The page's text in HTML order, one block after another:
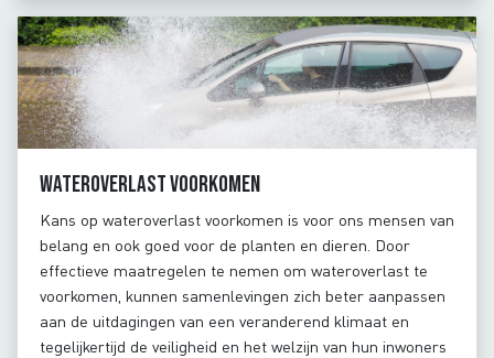
Wateroverlast voorkomen
Kans op wateroverlast voorkomen is voor ons mensen van
belang en ook goed voor de planten en dieren. Door
effectieve maatregelen te nemen om wateroverlast te
voorkomen, kunnen samenlevingen zich beter aanpassen
aan de uitdagingen van een veranderend klimaat en
tegelijkertijd de veiligheid en het welzijn van hun inwoners